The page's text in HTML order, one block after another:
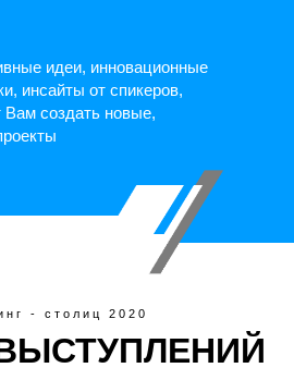
идеи, инновационные
инсайты от спикеров,
Вам создать новые,
- столиц 2020